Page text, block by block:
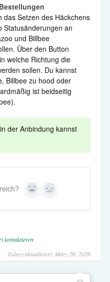
das Setzen des Häckchens
Statusänderungen an
und Billbee
Über den Button
welche Richtung die
sollen. Du kannst
Billbee zu hood oder
ist beidseitig
der Anbindung kannst
Yes No
kontaktieren
Zuletzt aktualisiert: März 26, 2026